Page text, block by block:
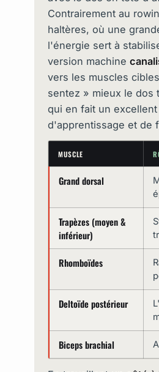
Contrairement au
haltères, où une
l'énergie sert à
version machine
vers les muscles
sentez » mieux le dos
qui en fait un
d'apprentissage et de
MUSCLE
Grand dorsal
Trapèzes (moyen &
inférieur)
Rhomboïdes
Deltoïde postérieur
Biceps brachial